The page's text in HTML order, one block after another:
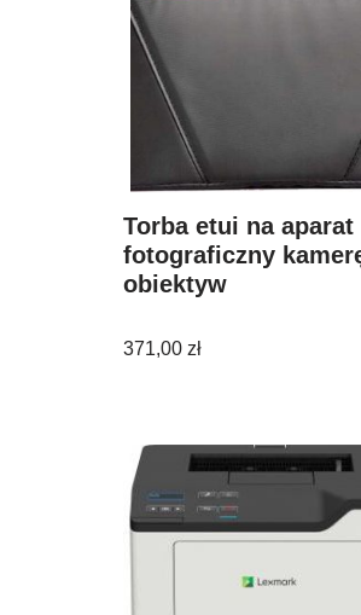
Torba etui na aparat
fotograficzny
obiektyw
371,00 zł